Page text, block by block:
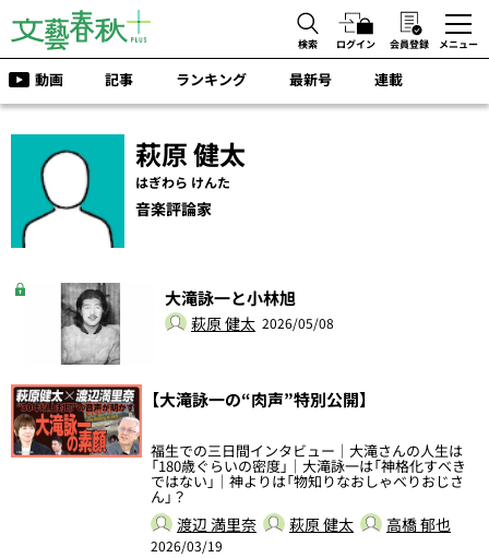
検索 ログイン 会員登録 メニュー
動画 記事 ランキング 最新号 連載
萩原 健太
はぎわら けんた
音楽評論家
大滝詠一と小林旭
萩原 健太 2026/05/08
【大滝詠一の“肉声”特別公開】
福生での三日間インタビュー｜大滝さんの人生は
「180歳ぐらいの密度」｜大滝詠一は「神格化すべき
ではない」｜神よりは「物知りなおしゃべりおじさ
ん」？
渡辺 満里奈 萩原 健太 高橋 郁也
2026/03/19